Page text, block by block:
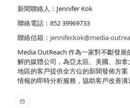
新聞聯絡人：Jennifer Kok
聯絡電話：852 39969733
聯絡信箱： jennifer.kok@media-
Media OutReach 作為一家對不斷發
解的媒體公司，為亞太區、美國、加
地區的客戶提供全方位的新聞發佈方
情報的即時分析服務，協助客戶改善溝